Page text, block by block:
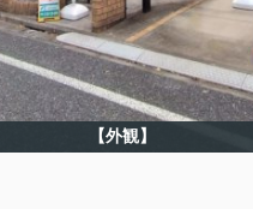
【外観】